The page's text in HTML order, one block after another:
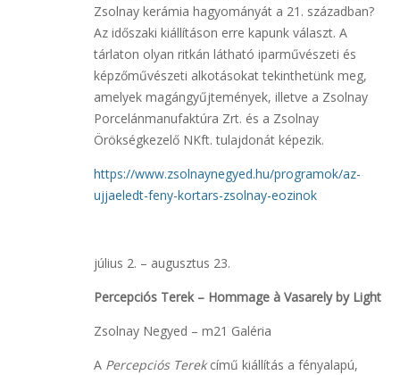
Zsolnay kerámia hagyományát a 21. században?
Az időszaki kiállításon erre kapunk választ. A
tárlaton olyan ritkán látható iparművészeti és
képzőművészeti alkotásokat tekinthetünk meg,
amelyek magángyűjtemények, illetve a Zsolnay
Porcelánmanufaktúra Zrt. és a Zsolnay
Örökségkezelő NKft. tulajdonát képezik.
https://www.zsolnaynegyed.hu/programok/az-
ujjaeledt-feny-kortars-zsolnay-eozinok
július 2. – augusztus 23.
Percepciós Terek – Hommage à Vasarely by Light
Zsolnay Negyed – m21 Galéria
A Percepciós Terekcímű kiállítás a fényalapú,